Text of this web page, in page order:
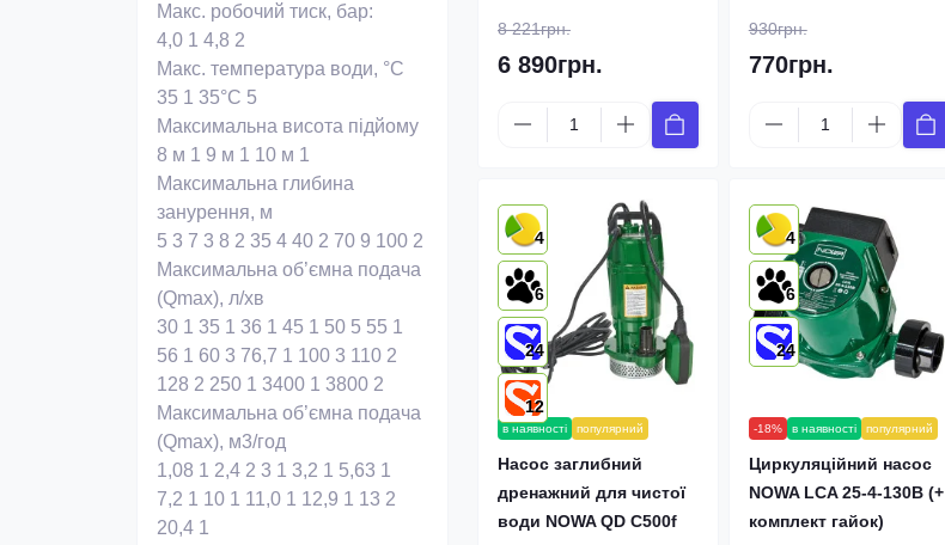
Макс. робочий тиск, бар:
4,0 1 4,8 2
Макс. температура води, °С
35 1 35°C 5
Максимальна висота підйому
8 м 1 9 м 1 10 м 1
Максимальна глибина
занурення, м
5 3 7 3 8 2 35 4 40 2 70 9 100 2
Максимальна об’ємна подача
(Qmax), л/хв
30 1 35 1 36 1 45 1 50 5 55 1
56 1 60 3 76,7 1 100 3 110 2
128 2 250 1 3400 1 3800 2
Максимальна об’ємна подача
(Qmax), м3/год
1,08 1 2,4 2 3 1 3,2 1 5,63 1
7,2 1 10 1 11,0 1 12,9 1 13 2
20,4 1
8 221грн.
6 890грн.
930грн.
770грн.
в наявності популярний
4
6
24
12
Насос заглибний
дренажний для чистої
води NOWA QD C500f
-18% в наявності популярний
4
6
24
Циркуляційний насос
NOWA LCA 25-4-130B (+
комплект гайок)